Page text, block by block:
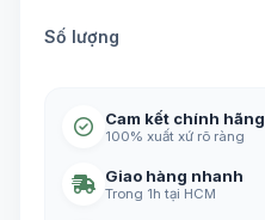
Số lượng
Cam kết chính hãng
100% xuất xứ rõ ràng
Giao hàng nhanh
Trong 1h tại HCM